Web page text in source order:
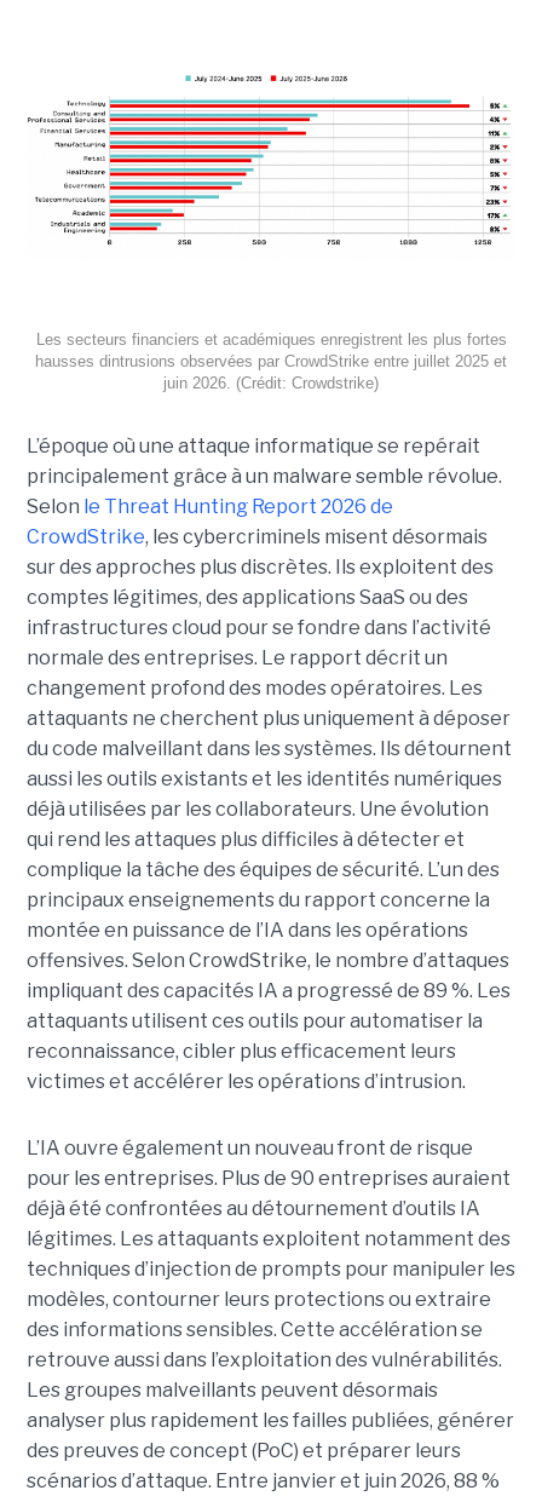
Les secteurs financiers et académiques enregistrent les plus fortes
hausses dintrusions observées par CrowdStrike entre juillet 2025 et
juin 2026. (Crédit: Crowdstrike)
L’époque où une attaque informatique se repérait
principalement grâce à un malware semble révolue.
Selon le Threat Hunting Report 2026 de
CrowdStrike, les cybercriminels misent désormais
sur des approches plus discrètes. Ils exploitent des
comptes légitimes, des applications SaaS ou des
infrastructures cloud pour se fondre dans l’activité
normale des entreprises. Le rapport décrit un
changement profond des modes opératoires. Les
attaquants ne cherchent plus uniquement à déposer
du code malveillant dans les systèmes. Ils détournent
aussi les outils existants et les identités numériques
déjà utilisées par les collaborateurs. Une évolution
qui rend les attaques plus difficiles à détecter et
complique la tâche des équipes de sécurité. L’un des
principaux enseignements du rapport concerne la
montée en puissance de l’IA dans les opérations
offensives. Selon CrowdStrike, le nombre d’attaques
impliquant des capacités IA a progressé de 89 %. Les
attaquants utilisent ces outils pour automatiser la
reconnaissance, cibler plus efficacement leurs
victimes et accélérer les opérations d’intrusion.
L’IA ouvre également un nouveau front de risque
pour les entreprises. Plus de 90 entreprises auraient
déjà été confrontées au détournement d’outils IA
légitimes. Les attaquants exploitent notamment des
techniques d’injection de prompts pour manipuler les
modèles, contourner leurs protections ou extraire
des informations sensibles. Cette accélération se
retrouve aussi dans l’exploitation des vulnérabilités.
Les groupes malveillants peuvent désormais
analyser plus rapidement les failles publiées, générer
des preuves de concept (PoC) et préparer leurs
scénarios d’attaque. Entre janvier et juin 2026, 88 %